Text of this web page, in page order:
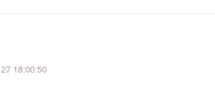
18:00:50